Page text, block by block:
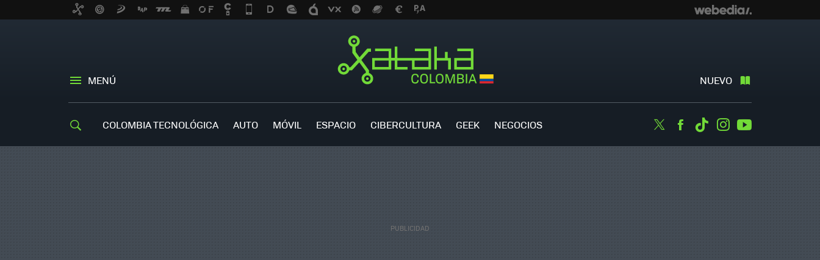
MENÚ NUEVO
COLOMBIA TECNOLÓGICA AUTO MÓVIL ESPACIO CIBERCULTURA GEEK NEGOCIOS TwitterFacebook
TiktokInstagram